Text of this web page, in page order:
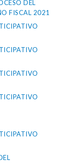
DEL
FISCAL 2021